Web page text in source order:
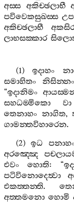
අස‍්ස අකිච‍්ඡලාභී
පවිවෙකසුඛස‍්ස
අකිච‍්ඡලාභී
ලාභසක‍්කාර
(1)ඉදාහං
සමාහිතං
“ඉදානිමං
සහධම‍්මිකො
වා
තෙනාහං නාගිත,
ගාමන‍්තවිහාරෙන.
(2)ඉධ
අරඤ‍්ඤෙ
එවං
හොති: “
පටිවිනොදෙත්‍වා
එකත‍්තන‍්ති.
අත‍්තමනො හොමි